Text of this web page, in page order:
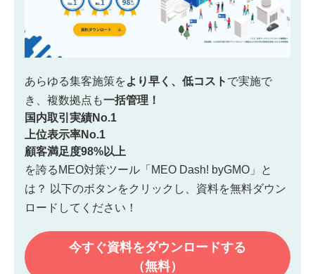
あらゆる集客施策をより早く、低コスト で実施で
き、 複数拠点も一括管理！
国内取引実績No.1
上位表示率No.1
顧客満足度98%以上
を誇るMEO対策ツール「MEO Dash! byGMO」と
は？
以下のボタンをクリックし、資料を無料ダウン
ロードしてください！
今すぐ資料をダウンロードする
（無料）